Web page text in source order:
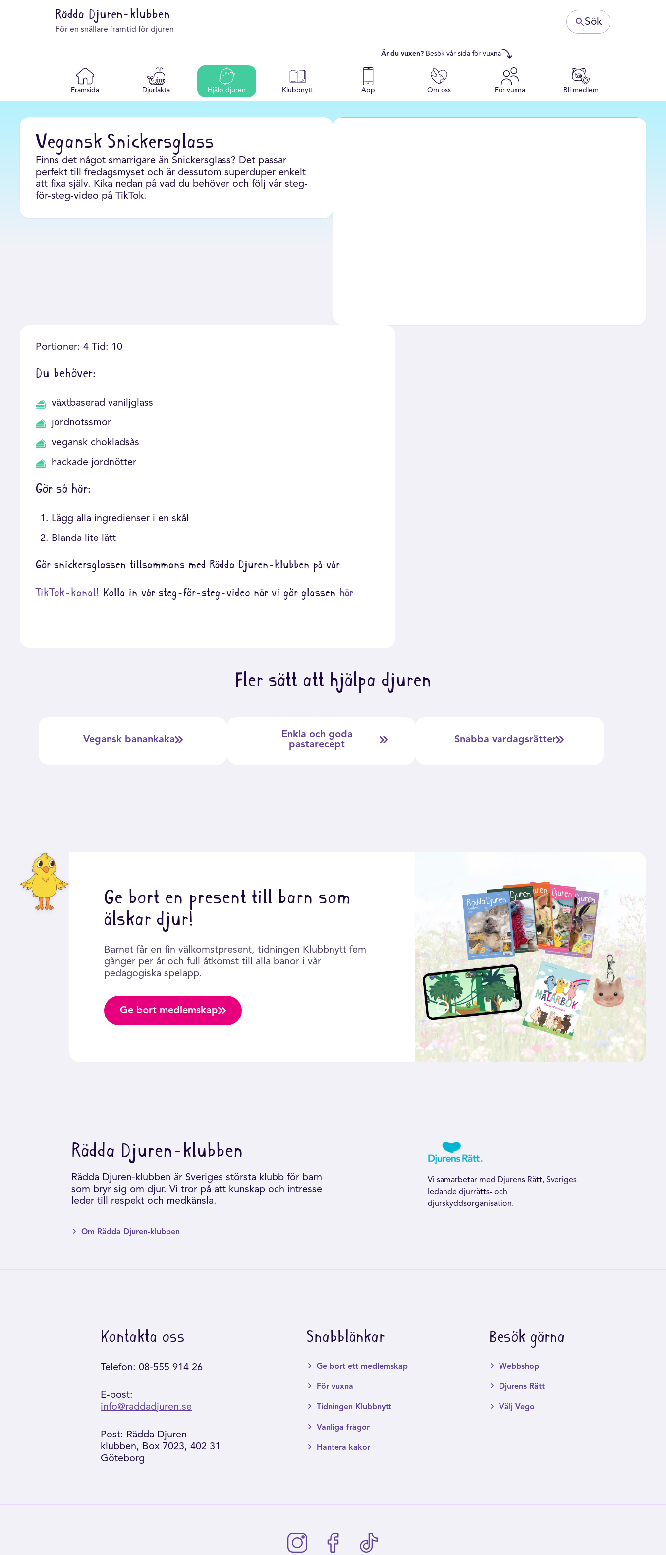
Rädda Djuren-klubben
För en snällare framtid för djuren
Sök
Är du vuxen? Besök vår sida för vuxna
Framsida Djurfakta Hjälp djuren Klubbnytt App Om oss För vuxna Bli medlem
Vegansk Snickersglass
Finns det något smarrigare än Snickersglass? Det passar
perfekt till fredagsmyset och är dessutom superduper enkelt
att fixa själv. Kika nedan på vad du behöver och följ vår steg-
för-steg-video på TikTok.
Portioner: 4 Tid: 10
Du behöver:
växtbaserad vaniljglass
jordnötssmör
vegansk chokladsås
hackade jordnötter
Gör så här:
Lägg alla ingredienser i en skål
Blanda lite lätt
Gör snickersglassen tillsammans med Rädda Djuren-klubben på vår
TikTok-kanal! Kolla in vår steg-för-steg-video när vi gör glassen här
Fler sätt att hjälpa djuren
Vegansk banankaka
Enkla och goda
pastarecept
Snabba vardagsrätter
Ge bort en present till barn som
älskar djur!
Barnet får en fin välkomstpresent, tidningen Klubbnytt fem
gånger per år och full åtkomst till alla banor i vår
pedagogiska spelapp.
Ge bort medlemskap
Rädda Djuren-klubben
Rädda Djuren-klubben är Sveriges största klubb för barn
som bryr sig om djur. Vi tror på att kunskap och intresse
leder till respekt och medkänsla.
Om Rädda Djuren-klubben
Vi samarbetar med Djurens Rätt, Sveriges
ledande djurrätts- och
djurskyddsorganisation.
Kontakta oss
Telefon: 08-555 914 26
E-post:
info@raddadjuren.se
Post: Rädda Djuren-
klubben, Box 7023, 402 31
Göteborg
Snabblänkar
Ge bort ett medlemskap
För vuxna
Tidningen Klubbnytt
Vanliga frågor
Hantera kakor
Besök gärna
Webbshop
Djurens Rätt
Välj Vego